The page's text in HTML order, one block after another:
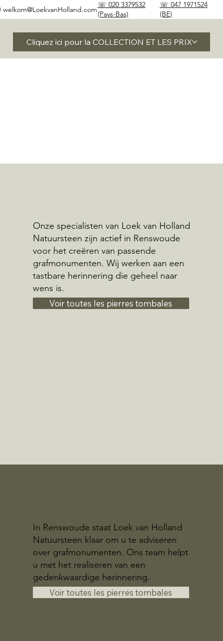
☏ 020 3379532
(Pays-Bas)
☏ 047 1971524
(BE)
welkom@LoekvanHolland.com
Cliquez ici pour la COLLECTION ET LES PRIX
Onze specialisten van Loek van Holland
Natuursteen zijn actief in Renswoude
voor het creëren van passende
grafmonumenten. Wij werken aan een
tastbare herinnering die geheel naar
wens is.
Voir toutes les pierres tombales
In Renswoude staat Loek van Holland
Natuursteen klaar om u te adviseren
over grafmonumenten. Ons team helpt
u met het realiseren van een
gedenkwaardige herinnering.
Voir toutes les pierres tombales